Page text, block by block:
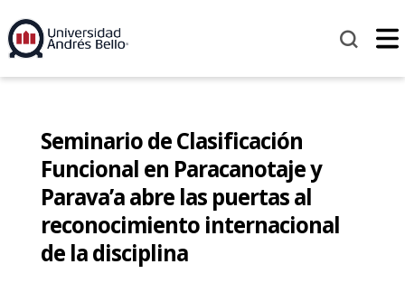
Seminario de Clasificación
Funcional en Paracanotaje y
Parava’a abre las puertas al
reconocimiento internacional
de la disciplina